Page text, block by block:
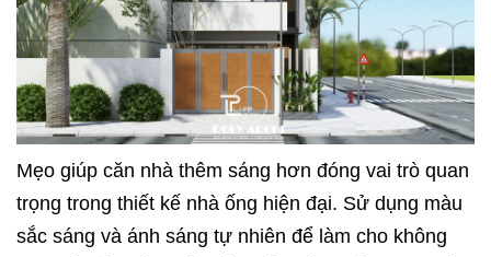
Mẹo giúp căn nhà thêm sáng hơn đóng vai trò quan
trọng trong thiết kế nhà ống hiện đại. Sử dụng màu
sắc sáng và ánh sáng tự nhiên để làm cho không